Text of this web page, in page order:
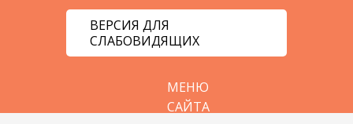
ВЕРСИЯ ДЛЯ
СЛАБОВИДЯЩИХ
МЕНЮ
САЙТА